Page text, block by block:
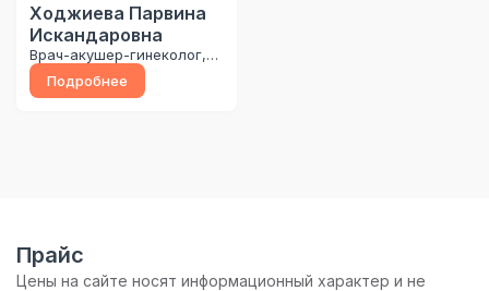
Ходжиева Парвина
Искандаровна
Врач-акушер-гинеколог,
врач-ультразвуковой
диагностики
Подробнее
Прайс
Цены на сайте носят информационный характер и не